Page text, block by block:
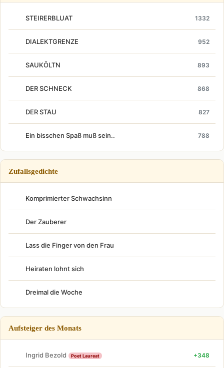
STEIRERBLUAT 1332
DIALEKTGRENZE 952
SAUKÖLTN 893
DER SCHNECK 868
DER STAU 827
Ein bisschen Spaß muß sein.. 788
Zufallsgedichte
Komprimierter Schwachsinn
Der Zauberer
Lass die Finger von den Frau
Heiraten lohnt sich
Dreimal die Woche
Aufsteiger des Monats
Ingrid Bezold Poet Laureat +348